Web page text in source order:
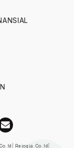
Rejogja.co.id